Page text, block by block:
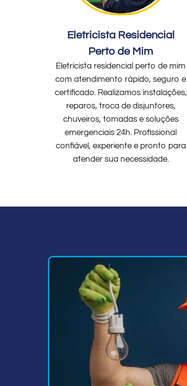
Eletricista Residencial
Perto de Mim
Eletricista residencial perto de mim
com atendimento rápido, seguro e
certificado. Realizamos instalações,
reparos, troca de disjuntores,
chuveiros, tomadas e soluções
emergenciais 24h. Profissional
confiável, experiente e pronto para
atender sua necessidade.